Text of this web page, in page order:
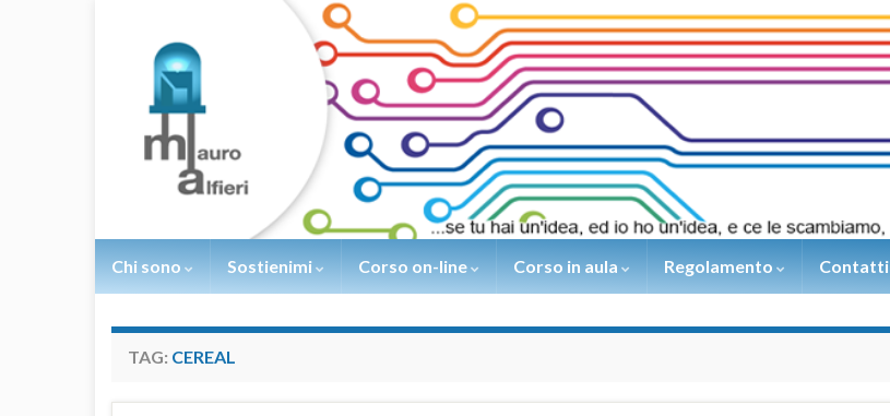
Chi sono Sostienimi Corso on-line Corso in aula Regolamento Contatti
TAG: CEREAL